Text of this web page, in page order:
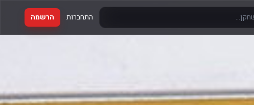
התחברות הרשמה